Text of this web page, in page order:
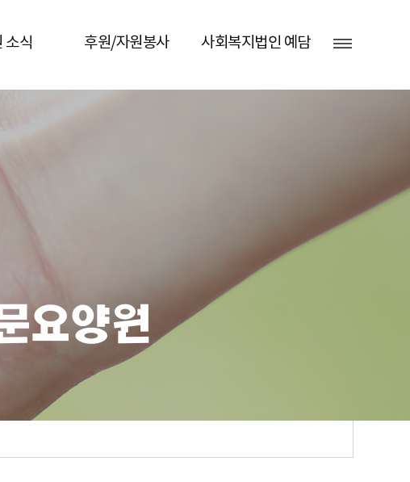
요양원
소식 후원/자원봉사 사회복지법인 예담